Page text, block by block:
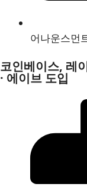
어나운스먼
코인베이스, 레
· 에이브 도입